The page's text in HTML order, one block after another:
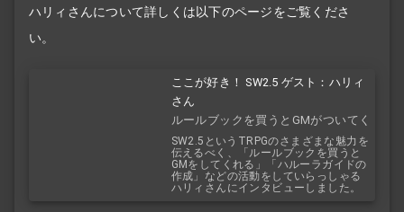
ハリィさんについて詳しくは以下のページをご覧くださ
い。
ここが好き！ SW2.5 ゲスト：ハリィ
さん
ルールブックを買うとGMがついてく
る！？
SW2.5というTRPGのさまざまな魅力を
伝えるべく、「ルールブックを買うと
GMをしてくれる」「ハルーラガイドの
作成」などの活動をしていらっしゃる
ハリィさんにインタビューしました。